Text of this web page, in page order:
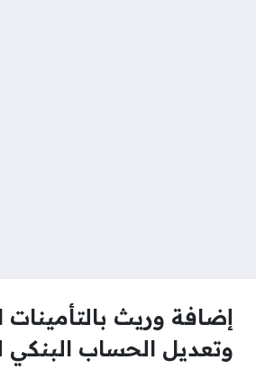
إضافة وريث بالتأمينات
وتعديل الحساب البنكي